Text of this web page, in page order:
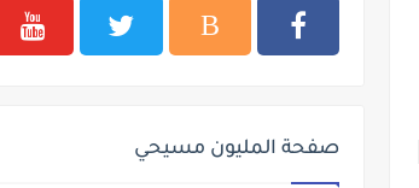
صفحة المليون مسيحي